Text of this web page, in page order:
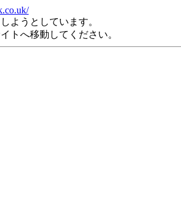
ようとしています。
トへ移動してください。